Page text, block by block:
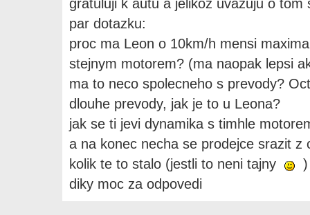
gratuluji k autu a jelikoz uvazuju o tom
par dotazku:
proc ma Leon o 10km/h mensi
stejnym motorem? (ma naopak lepsi
ma to neco spolecneho s prevody?
dlouhe prevody, jak je to u Leona?
jak se ti jevi dynamika s timhle
a na konec necha se prodejce srazit z
kolik te to stalo (jestli to neni tajny
)
diky moc za odpovedi